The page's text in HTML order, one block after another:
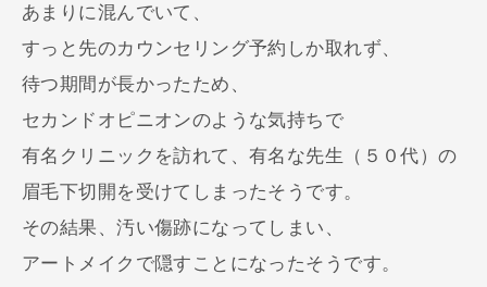
あまりに混んでいて、
すっと先のカウンセリング予約しか取れず、
待つ期間が長かったため、
セカンドオピニオンのような気持ちで
有名クリニックを訪れて、有名な先生（５０代）の
眉毛下切開を受けてしまったそうです。
その結果、汚い傷跡になってしまい、
アートメイクで隠すことになったそうです。